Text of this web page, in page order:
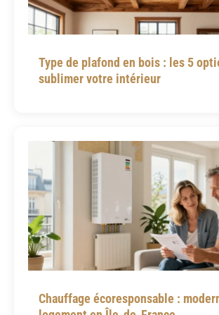
Type de plafond en bois : les 5
sublimer votre intérieur
Chauffage écoresponsable :